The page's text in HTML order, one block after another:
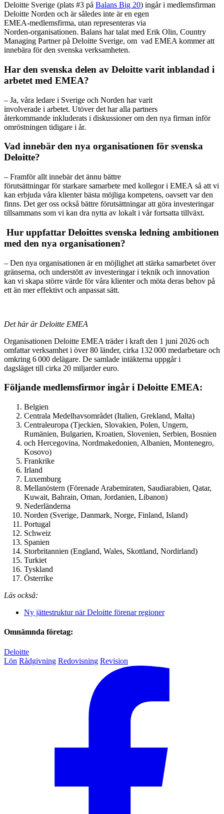
Deloitte Sverige (plats #3 på Balans Big 20) ingår i medlemsfirman
Deloitte Norden och är således inte är en egen
EMEA‑medlemsfirma, utan representeras via
Norden‑organisationen. Balans har talat med Erik Olin, Country
Managing Partner på Deloitte Sverige, om vad EMEA kommer att
innebära för den svenska verksamheten.
Har den svenska delen av Deloitte varit inblandad i
arbetet med EMEA?
– Ja, våra ledare i Sverige och Norden har varit
involverade i arbetet. Utöver det har alla partners
återkommande inkluderats i diskussioner om den nya firman inför
omröstningen tidigare i år.
Vad innebär den nya organisationen för svenska
Deloitte?
– Framför allt innebär det ännu bättre
förutsättningar för starkare samarbete med kollegor i EMEA så att vi
kan erbjuda våra klienter bästa möjliga kompetens, oavsett var den
finns. Det ger oss också bättre förutsättningar att göra investeringar
tillsammans som vi kan dra nytta av lokalt i vår fortsatta tillväxt.
Hur uppfattar Deloittes svenska ledning ambitionen
med den nya organisationen?
– Den nya organisationen är en möjlighet att stärka samarbetet över
gränserna, och understött av investeringar i teknik och innovation
kan vi skapa större värde för våra klienter och möta deras behov på
ett än mer effektivt och anpassat sätt.
Det här är Deloitte EMEA
Organisationen Deloitte EMEA träder i kraft den 1 juni 2026 och
omfattar verksamhet i över 80 länder, cirka 132 000 medarbetare och
omkring 6 000 delägare. De samlade intäkterna uppgår i
dagsläget till cirka 20 miljarder euro.
Följande medlemsfirmor ingår i Deloitte EMEA:
Belgien
Centrala Medelhavsområdet (Italien, Grekland, Malta)
Centraleuropa (Tjeckien, Slovakien, Polen, Ungern,
Rumänien, Bulgarien, Kroatien, Slovenien, Serbien, Bosnien
och Hercegovina, Nordmakedonien, Albanien, Montenegro,
Kosovo)
Frankrike
Irland
Luxemburg
Mellanöstern (Förenade Arabemiraten, Saudiarabien, Qatar,
Kuwait, Bahrain, Oman, Jordanien, Libanon)
Nederländerna
Norden (Sverige, Danmark, Norge, Finland, Island)
Portugal
Schweiz
Spanien
Storbritannien (England, Wales, Skottland, Nordirland)
Turkiet
Tyskland
Österrike
Läs också:
Ny jättestruktur när Deloitte förenar regioner
Omnämnda företag:
Deloitte
Lön Rådgivning Redovisning Revision